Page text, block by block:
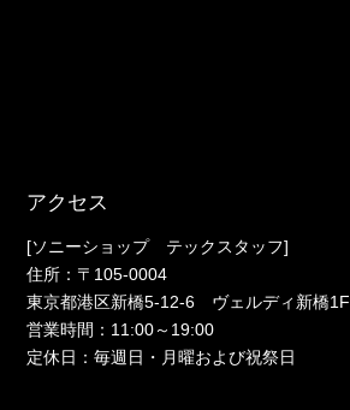
アクセス
[ソニーショップ テックスタッフ]
住所：〒105-0004
東京都港区新橋5-12-6 ヴェルディ新橋1F
営業時間：11:00～19:00
定休日：毎週日・月曜および祝祭日